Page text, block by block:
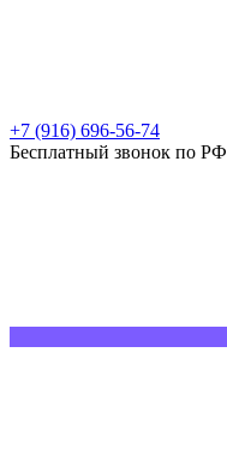
+7 (916) 696-56-74
Бесплатный звонок по РФ